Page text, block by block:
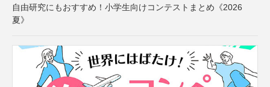
自由研究にもおすすめ！小学生向けコンテストまとめ《2026
夏》